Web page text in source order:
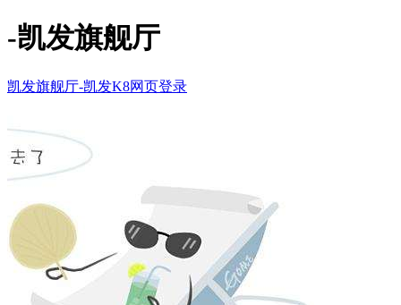
-凯发旗舰厅
凯发旗舰厅-凯发K8网页登录